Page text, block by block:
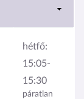
hétfő:
15:05-
15:30
páratlan